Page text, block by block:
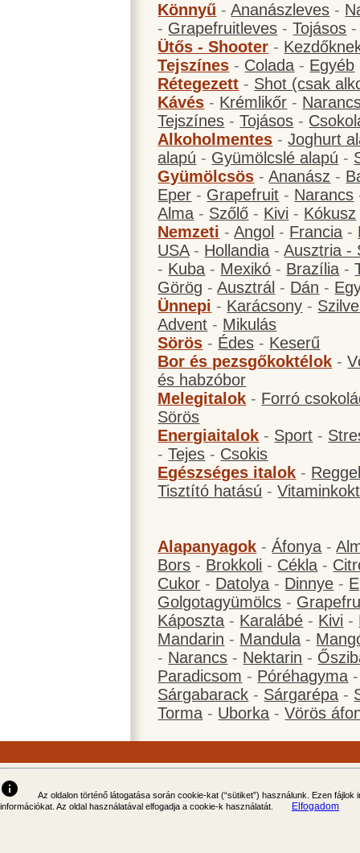
Könnyű -Ananászleves -
- Grapefruitleves -Tojásos
Ütős - Shooter -
Tejszínes - Colada - Egyéb
Rétegezett - Shot (csak
Kávés - Krémlikőr -
Tejszínes -Tojásos -
Alkoholmentes -Joghurt
alapú - Gyümölcslé alapú -
Gyümölcsös -Ananász -
Eper - Grapefruit - Narancs
Alma - Szőlő - Kivi - Kókusz
Nemzeti -Angol - Francia -
USA- Hollandia -Ausztria -
- Kuba - Mexikó - Brazília -
Görög -Ausztrál - Dán -
Ünnepi - Karácsony -
Advent - Mikulás
Sörös - Édes - Keserű
Bor és pezsgőkoktélok -
és habzóbor
Melegitalok - Forró
Sörös
Energiaitalok - Sport -
-Tejes - Csokis
Egészséges italok -
Tisztító hatású -
Alapanyagok -Áfonya -
Bors - Brokkoli - Cékla -
Cukor - Datolya - Dinnye -
Golgotagyümölcs -
Káposzta - Karalábé - Kivi -
Mandarin - Mandula -
- Narancs - Nektarin -
Paradicsom - Póréhagyma
Sárgabarack - Sárgarépa -
Torma - Uborka -Vörös
info
Az oldalon történő látogatása során cookie-kat (“sütiket”) használunk. Ezen
információkat. Az oldal használatával elfogadja a cookie-k használatát.
Elfogadom